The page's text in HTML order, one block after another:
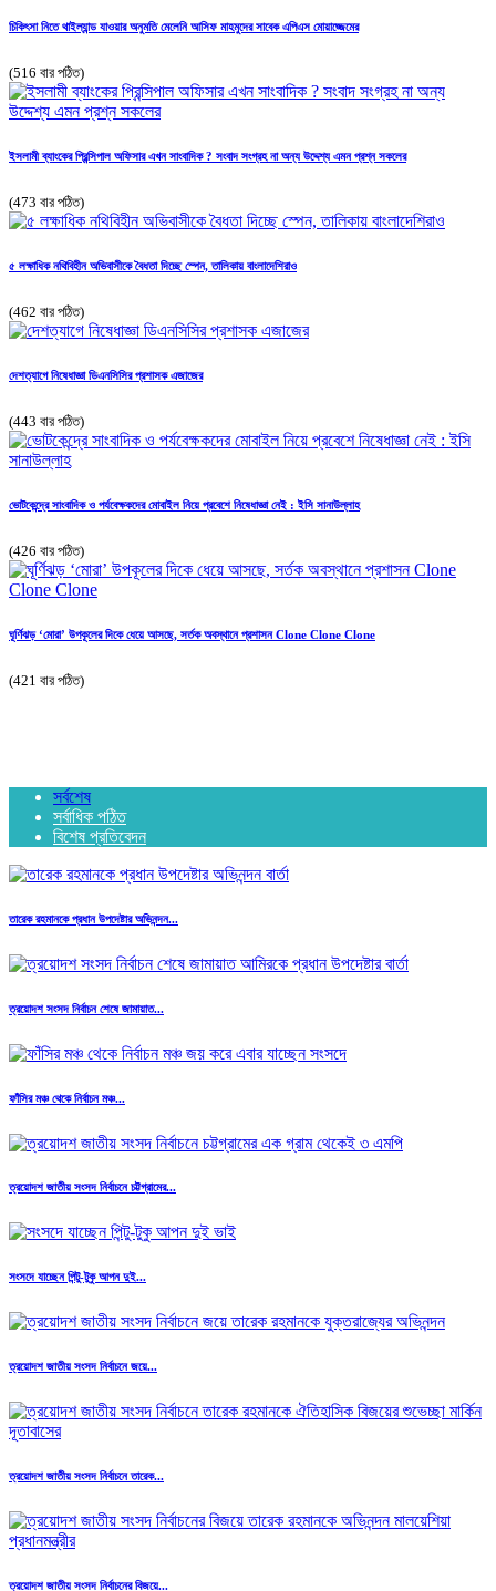
চিকিৎসা নিতে থাইল্যান্ড যাওয়ার অনুমতি মেলেনি আসিফ মাহমুদের সাবেক এপিএস মোয়াজ্জেমের
(516 বার পঠিত)
ইসলামী ব্যাংকের প্রিন্সিপাল অফিসার এখন সাংবাদিক ? সংবাদ সংগ্রহ না অন্য উদ্দেশ্য এমন প্রশ্ন সকলের
(473 বার পঠিত)
৫ লক্ষাধিক নথিবিহীন অভিবাসীকে বৈধতা দিচ্ছে স্পেন, তালিকায় বাংলাদেশিরাও
(462 বার পঠিত)
দেশত্যাগে নিষেধাজ্ঞা ডিএনসিসির প্রশাসক এজাজের
(443 বার পঠিত)
ভোটকেন্দ্রে সাংবাদিক ও পর্যবেক্ষকদের মোবাইল নিয়ে প্রবেশে নিষেধাজ্ঞা নেই : ইসি সানাউল্লাহ
(426 বার পঠিত)
ঘূর্ণিঝড় ‘মোরা’ উপকূলের দিকে ধেয়ে আসছে, সর্তক অবস্থানে প্রশাসন Clone Clone Clone
(421 বার পঠিত)
সর্বশেষ
সর্বাধিক পঠিত
বিশেষ প্রতিবেদন
তারেক রহমানকে প্রধান উপদেষ্টার অভিনন্দন...
ত্রয়োদশ সংসদ নির্বাচন শেষে জামায়াত...
ফাঁসির মঞ্চ থেকে নির্বাচন মঞ্চ...
ত্রয়োদশ জাতীয় সংসদ নির্বাচনে চট্টগ্রামের...
সংসদে যাচ্ছেন পিন্টু-টুকু আপন দুই...
ত্রয়োদশ জাতীয় সংসদ নির্বাচনে জয়ে...
ত্রয়োদশ জাতীয় সংসদ নির্বাচনে তারেক...
ত্রয়োদশ জাতীয় সংসদ নির্বাচনের বিজয়ে...